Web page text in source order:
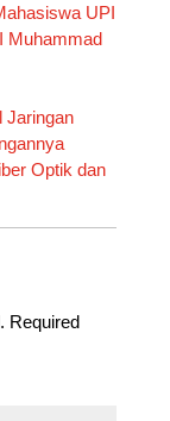
UPI
Muhammad
Jaringan
Optik dan
Required